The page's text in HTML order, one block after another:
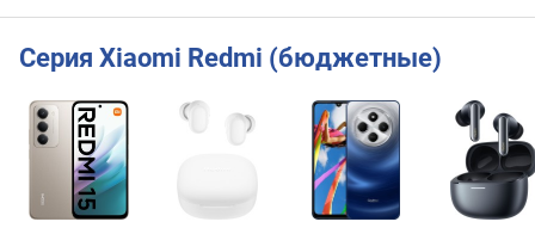
Серия Xiaomi Redmi (бюджетные)